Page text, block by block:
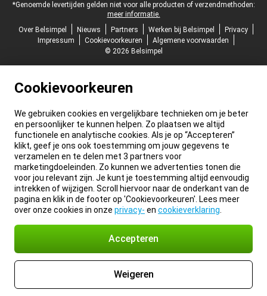
*Genoemde levertijden gelden niet voor alle producten of verzendmethoden:
meer informatie.
Over Belsimpel
Nieuws Partners Werken bij Belsimpel
Privacy
Impressum
Cookievoorkeuren
Algemene voorwaarden
© 2026 Belsimpel
Cookievoorkeuren
We gebruiken cookies en vergelijkbare technieken om je beter
en persoonlijker te kunnen helpen. Zo plaatsen we altijd
functionele en analytische cookies. Als je op “Accepteren”
klikt, geef je ons ook toestemming om jouw gegevens te
verzamelen en te delen met 3 partners voor
marketingdoeleinden. Zo kunnen we advertenties tonen die
voor jou relevant zijn. Je kunt je toestemming altijd eenvoudig
intrekken of wijzigen. Scroll hiervoor naar de onderkant van de
pagina en klik in de footer op 'Cookievoorkeuren'. Lees meer
over onze cookies in onze privacy- en cookieverklaring
Accepteren
Weigeren